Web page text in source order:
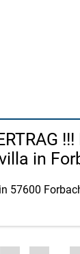
in
in 57600